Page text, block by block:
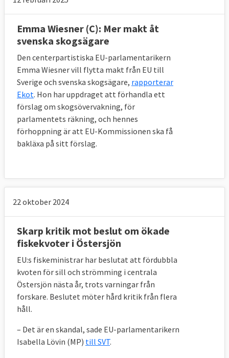
Emma Wiesner (C): Mer makt åt
svenska skogsägare
Den centerpartistiska EU-parlamentarikern
Emma Wiesner vill flytta makt från EU till
Sverige och svenska skogsägare, rapporterar
Ekot. Hon har uppdraget att förhandla ett
förslag om skogsövervakning, för
parlamentets räkning, och hennes
förhoppning är att EU-Kommissionen ska få
bakläxa på sitt förslag.
22 oktober 2024
Skarp kritik mot beslut om ökade
fiskekvoter i Östersjön
EU:s fiskeministrar har beslutat att fördubbla
kvoten för sill och strömming i centrala
Östersjön nästa år, trots varningar från
forskare. Beslutet möter hård kritik från flera
håll.
– Det är en skandal, sade EU-parlamentarikern
Isabella Lövin (MP) till SVT.